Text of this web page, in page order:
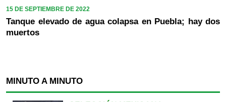
15 DE SEPTIEMBRE DE 2022
Tanque elevado de agua colapsa en Puebla; hay dos
muertos
MINUTO A MINUTO